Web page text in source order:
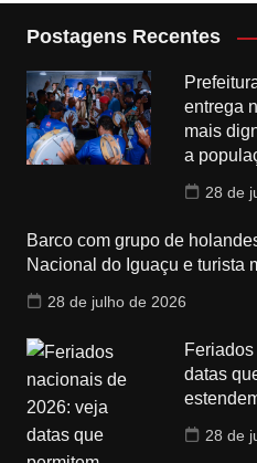
Postagens Recentes
entrega
mais
a
28 de
Barco com grupo de
Nacional do Iguaçu e turista
28 de julho de 2026
datas
28 de